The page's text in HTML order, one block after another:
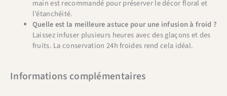
main est recommandé pour préserver le décor floral et
l’étanchéité.
Quelle est la meilleure astuce pour une infusion à froid ?
Laissez infuser plusieurs heures avec des glaçons et des
fruits. La conservation 24h froides rend cela idéal.
Informations complémentaires